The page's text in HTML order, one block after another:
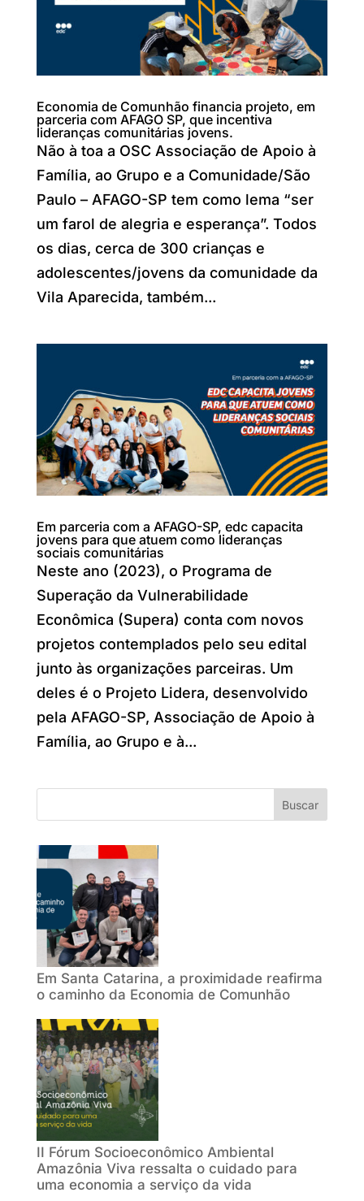
Economia de Comunhão financia projeto, em
parceria com AFAGO SP, que incentiva
lideranças comunitárias jovens.
Não à toa a OSC Associação de Apoio à
Família, ao Grupo e a Comunidade/São
Paulo – AFAGO-SP tem como lema “ser
um farol de alegria e esperança”. Todos
os dias, cerca de 300 crianças e
adolescentes/jovens da comunidade da
Vila Aparecida, também...
Em parceria com a AFAGO-SP, edc capacita
jovens para que atuem como lideranças
sociais comunitárias
Neste ano (2023), o Programa de
Superação da Vulnerabilidade
Econômica (Supera) conta com novos
projetos contemplados pelo seu edital
junto às organizações parceiras. Um
deles é o Projeto Lidera, desenvolvido
pela AFAGO-SP, Associação de Apoio à
Família, ao Grupo e à...
Buscar
Em Santa Catarina, a proximidade reafirma
o caminho da Economia de Comunhão
II Fórum Socioeconômico Ambiental
Amazônia Viva ressalta o cuidado para
uma economia a serviço da vida